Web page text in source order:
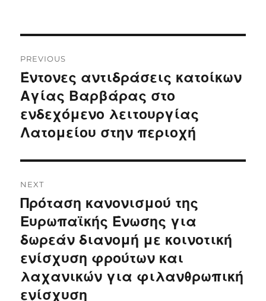
navigation
PREVIOUS
Previous
post:
Έντονες αντιδράσεις κατοίκων
Αγίας Βαρβάρας στο
ενδεχόμενο λειτουργίας
Λατομείου στην περιοχή
NEXT
Next
post:
Πρόταση κανονισμού της
Ευρωπαϊκής Ένωσης για
δωρεάν διανομή με κοινοτική
ενίσχυση φρούτων και
λαχανικών για φιλανθρωπική
ενίσχυση